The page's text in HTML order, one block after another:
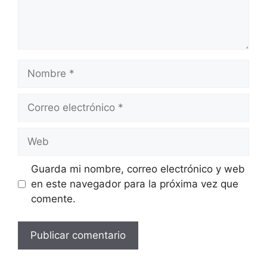
Guarda mi nombre, correo electrónico y web
en este navegador para la próxima vez que
comente.